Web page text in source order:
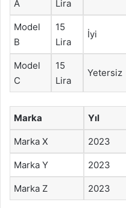
A
Lira
Model
B
15
Lira
İyi
Model
C
15
Lira
Yetersiz
Marka Yıl
Marka X 2023
Marka Y 2023
Marka Z 2023